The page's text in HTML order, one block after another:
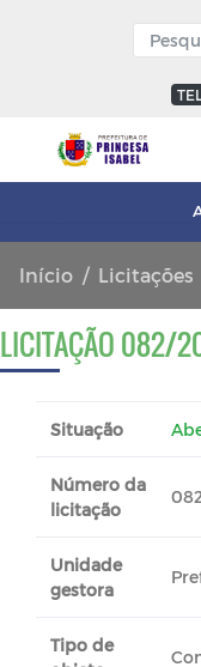
Início Licitações
LICITAÇÃO 082/
Situação
Número da
licitação
Unidade
gestora
Tipo de